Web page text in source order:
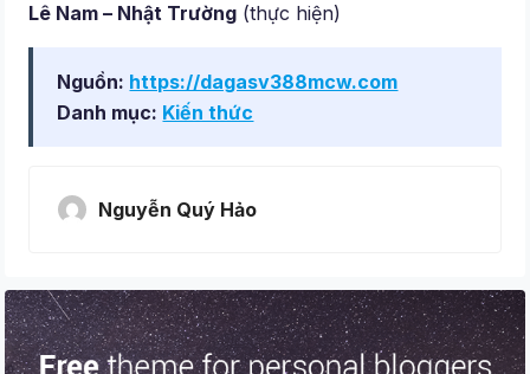
Lê Nam – Nhật Trường (thực hiện)
Nguồn: https://dagasv388mcw.com
Danh mục: Kiến thức
Nguyễn Quý Hảo